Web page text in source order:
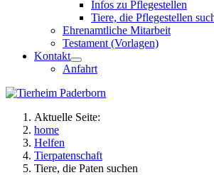
Infos zu Pflegestellen
Tiere, die Pflegestellen
Ehrenamtliche Mitarbeit
Testament (Vorlagen)
Kontakt
Anfahrt
Aktuelle Seite:
home
Helfen
Tierpatenschaft
Tiere, die Paten suchen